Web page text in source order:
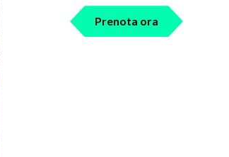
Prenota ora